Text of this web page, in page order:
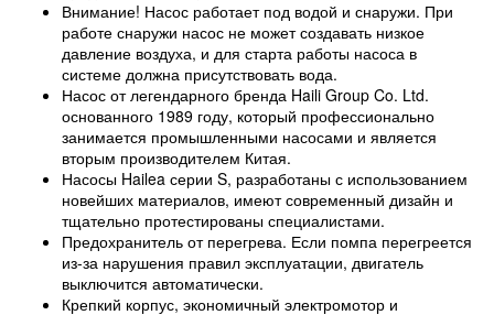
Внимание! Насос работает под водой и снаружи. При
работе снаружи насос не может создавать низкое
давление воздуха, и для старта работы насоса в
системе должна присутствовать вода.
Насос от легендарного бренда Haili Group Co. Ltd.
основанного 1989 году, который профессионально
занимается промышленными насосами и является
вторым производителем Китая.
Насосы Hailea серии S, разработаны с использованием
новейших материалов, имеют современный дизайн и
тщательно протестированы специалистами.
Предохранитель от перегрева. Если помпа перегреется
из-за нарушения правил эксплуатации, двигатель
выключится автоматически.
Крепкий корпус, экономичный электромотор и